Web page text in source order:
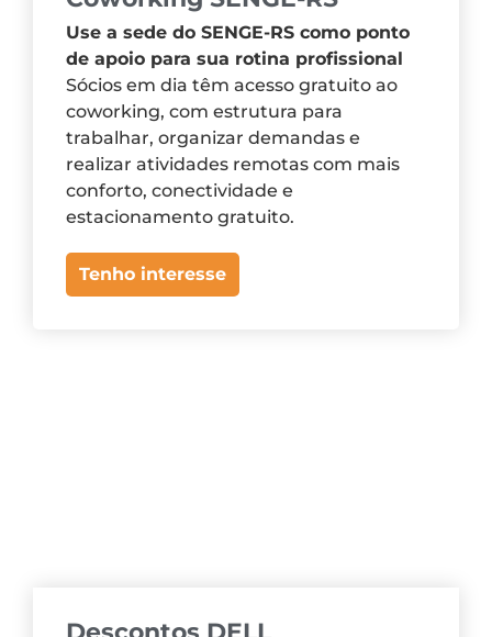
Use a sede do SENGE-RS como ponto
de apoio para sua rotina profissional
Sócios em dia têm acesso gratuito ao
coworking, com estrutura para
trabalhar, organizar demandas e
realizar atividades remotas com mais
conforto, conectividade e
estacionamento gratuito.
Tenho interesse